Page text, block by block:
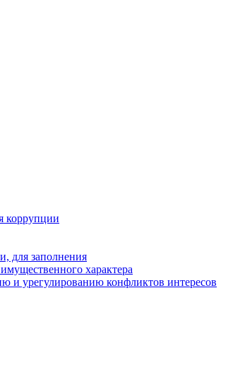
коррупции
для заполнения
характера
и урегулированию конфликтов интересов